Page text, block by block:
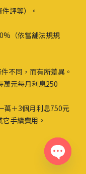
評等）。
（依當舖法規規
不同，而有所差異。
萬元每月利息250
萬＋3個月利息750元
手續費用。